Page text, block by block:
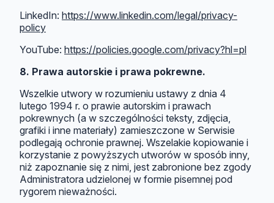
LinkedIn: https://www.linkedin.com/legal/privacy-
policy
YouTube: https://policies.google.com/privacy?hl=pl
8. Prawa autorskie i prawa pokrewne.
Wszelkie utwory w rozumieniu ustawy z dnia 4
lutego 1994 r. o prawie autorskim i prawach
pokrewnych (a w szczególności teksty, zdjęcia,
grafiki i inne materiały) zamieszczone w Serwisie
podlegają ochronie prawnej. Wszelakie kopiowanie i
korzystanie z powyższych utworów w sposób inny,
niż zapoznanie się z nimi, jest zabronione bez zgody
Administratora udzielonej w formie pisemnej pod
rygorem nieważności.